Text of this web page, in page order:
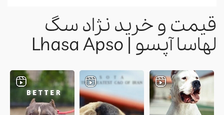
قیمت و خرید نژاد سگ
لهاسا آپسو | Lhasa Apso